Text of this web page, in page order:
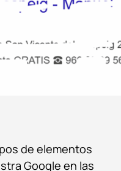
de elementos
Google en las